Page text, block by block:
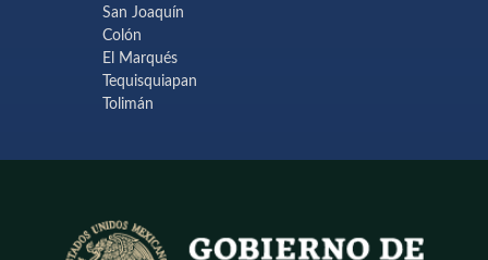
San Joaquín
Colón
El Marqués
Tequisquiapan
Tolimán